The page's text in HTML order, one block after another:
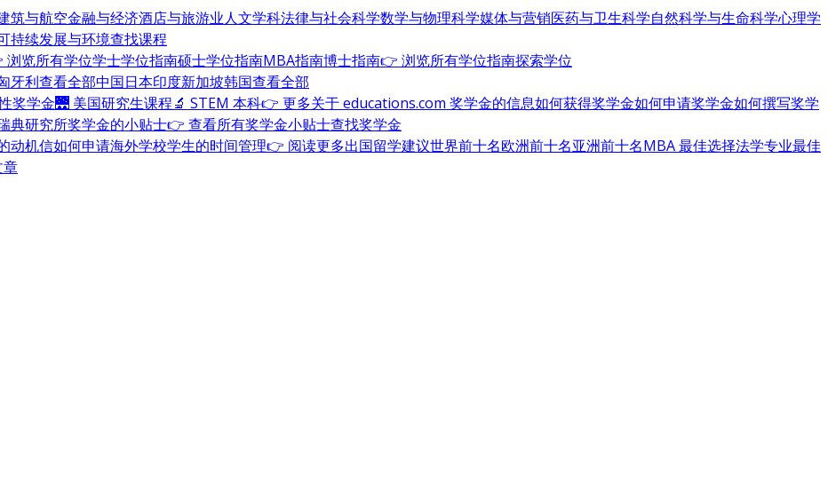
筑与航空金融与经济酒店与旅游业人文学科法律与社会科学数学与物理科学媒体与营销医药与卫生科学自然科学与生命科学心理学
持续发展与环境查找课程
浏览所有学位学士学位指南硕士学位指南MBA指南博士指南👉 浏览所有学位指南探索学位
牙利查看全部中国日本印度新加坡韩国查看全部
奖学金🌉 美国研究生课程🔬 STEM 本科👉 更多关于 educations.com 奖学金的信息如何获得奖学金如何申请奖学金如何撰写奖学
典研究所奖学金的小贴士👉 查看所有奖学金小贴士查找奖学金
动机信如何申请海外学校学生的时间管理👉 阅读更多出国留学建议世界前十名欧洲前十名亚洲前十名MBA 最佳选择法学专业最佳
章